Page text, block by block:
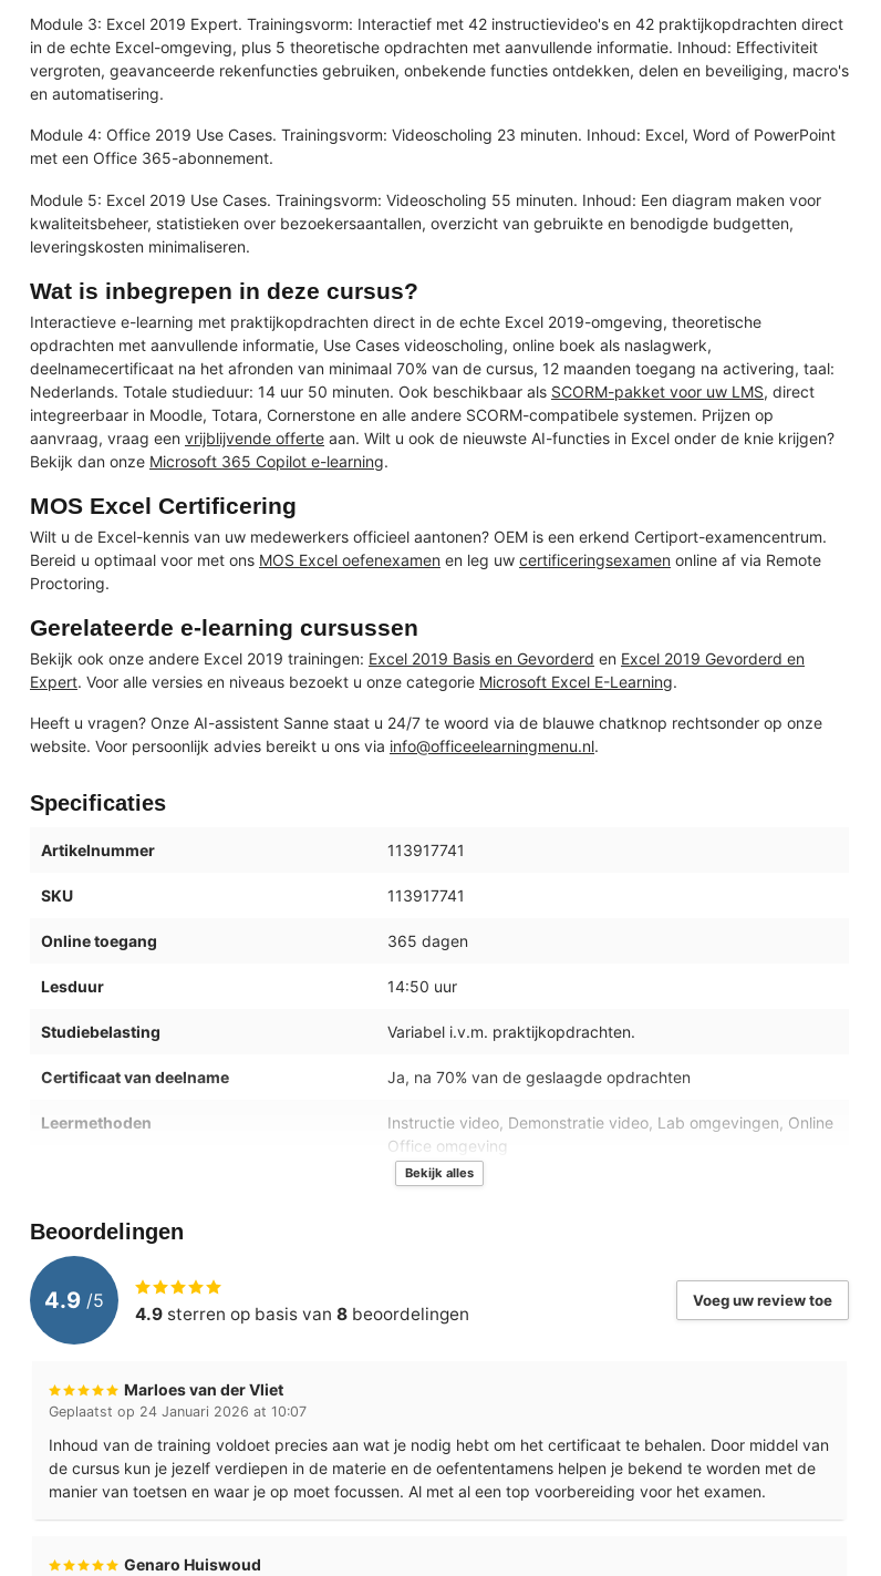
Module 3: Excel 2019 Expert. Trainingsvorm: Interactief met 42 instructievideo's en 42 praktijkopdrachten direct
in de echte Excel-omgeving, plus 5 theoretische opdrachten met aanvullende informatie. Inhoud: Effectiviteit
vergroten, geavanceerde rekenfuncties gebruiken, onbekende functies ontdekken, delen en beveiliging, macro's
en automatisering.
Module 4: Office 2019 Use Cases. Trainingsvorm: Videoscholing 23 minuten. Inhoud: Excel, Word of PowerPoint
met een Office 365-abonnement.
Module 5: Excel 2019 Use Cases. Trainingsvorm: Videoscholing 55 minuten. Inhoud: Een diagram maken voor
kwaliteitsbeheer, statistieken over bezoekersaantallen, overzicht van gebruikte en benodigde budgetten,
leveringskosten minimaliseren.
Wat is inbegrepen in deze cursus?
Interactieve e-learning met praktijkopdrachten direct in de echte Excel 2019-omgeving, theoretische
opdrachten met aanvullende informatie, Use Cases videoscholing, online boek als naslagwerk,
deelnamecertificaat na het afronden van minimaal 70% van de cursus, 12 maanden toegang na activering, taal:
Nederlands. Totale studieduur: 14 uur 50 minuten. Ook beschikbaar als SCORM-pakket voor uw LMS, direct
integreerbaar in Moodle, Totara, Cornerstone en alle andere SCORM-compatibele systemen. Prijzen op
aanvraag, vraag een vrijblijvende offerte aan. Wilt u ook de nieuwste AI-functies in Excel onder de knie krijgen?
Bekijk dan onze Microsoft 365 Copilot e-learning.
MOS Excel Certificering
Wilt u de Excel-kennis van uw medewerkers officieel aantonen? OEM is een erkend Certiport-examencentrum.
Bereid u optimaal voor met ons MOS Excel oefenexamen en leg uw certificeringsexamen online af via Remote
Proctoring.
Gerelateerde e-learning cursussen
Bekijk ook onze andere Excel 2019 trainingen: Excel 2019 Basis en Gevorderd en Excel 2019 Gevorderd en
Expert. Voor alle versies en niveaus bezoekt u onze categorie Microsoft Excel E-Learning.
Heeft u vragen? Onze AI-assistent Sanne staat u 24/7 te woord via de blauwe chatknop rechtsonder op onze
website. Voor persoonlijk advies bereikt u ons via info@officeelearningmenu.nl.
Specificaties
Artikelnummer 113917741
SKU 113917741
Online toegang 365 dagen
Lesduur 14:50 uur
Studiebelasting Variabel i.v.m. praktijkopdrachten.
Certificaat van deelname Ja, na 70% van de geslaagde opdrachten
Leermethoden
Instructie video, Demonstratie video, Lab omgevingen, Online
Office omgeving
Microsoft Windows, MacOS en Chrome OS
Inbegrepen dienstverlening
Ondersteunde browsers Internet Explorer, Edge en Google Chrome
Examenoptie
Bekijk alles
Beoordelingen
4.9 /5
4.9 sterren op basis van 8 beoordelingen
Voeg uw review toe
Marloes van der Vliet
Geplaatst op 24 Januari 2026 at 10:07
Inhoud van de training voldoet precies aan wat je nodig hebt om het certificaat te behalen. Door middel van
de cursus kun je jezelf verdiepen in de materie en de oefententamens helpen je bekend te worden met de
manier van toetsen en waar je op moet focussen. Al met al een top voorbereiding voor het examen.
Genaro Huiswoud